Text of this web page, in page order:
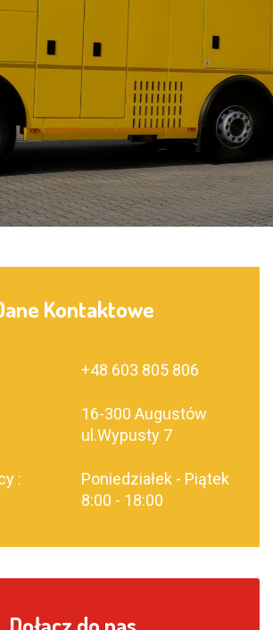
Kontaktowe
+48 603 805 806
16-300 Augustów
ul.Wypusty 7
:
Poniedziałek - Piątek
8:00 - 18:00